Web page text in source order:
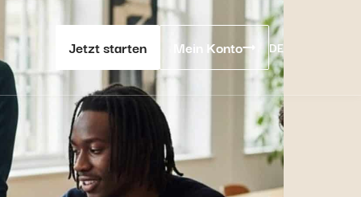
Jetzt starten Mein Konto DE